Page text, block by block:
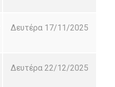
Δευτέρα 17/11/2025
Δευτέρα 22/12/2025